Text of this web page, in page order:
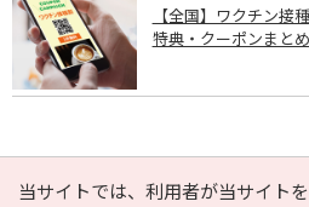
【全国】ワクチン接
特典・クーポンまとめ
PAGE
当サイトでは、利用者が当サイト